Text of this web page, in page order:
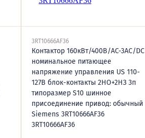
3RT10666AF36
Контактор 160кВт/400В/AC-3AC/DC
номинальное питающее
напряжение управления US 110-
127В блок-контакты 2НО+2НЗ 3п
типоразмер S10 шинное
присоединение привод: обычный
Siemens 3RT10666АF36
3RT10666AF36